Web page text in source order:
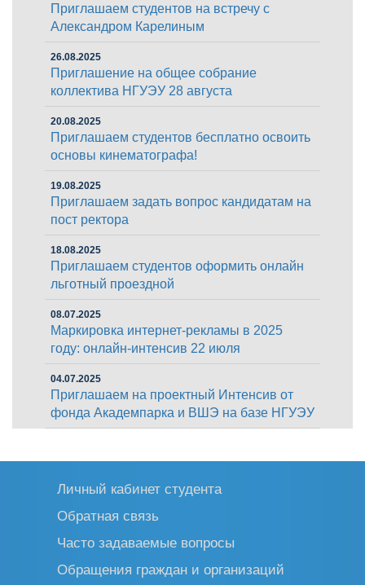
Приглашаем студентов на встречу с
Александром Карелиным
26.08.2025
Приглашение на общее собрание
коллектива НГУЭУ 28 августа
20.08.2025
Приглашаем студентов бесплатно освоить
основы кинематографа!
19.08.2025
Приглашаем задать вопрос кандидатам на
пост ректора
18.08.2025
Приглашаем студентов оформить онлайн
льготный проездной
08.07.2025
Маркировка интернет-рекламы в 2025
году: онлайн-интенсив 22 июля
04.07.2025
Приглашаем на проектный Интенсив от
фонда Академпарка и ВШЭ на базе НГУЭУ
Личный кабинет студента
Обратная связь
Часто задаваемые вопросы
Обращения граждан и организаций